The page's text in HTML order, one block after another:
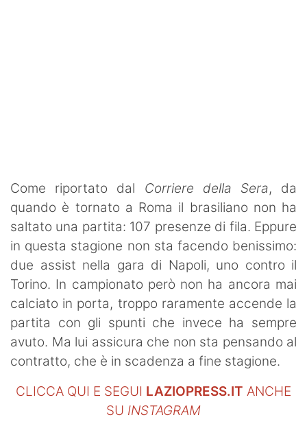
Vela
SHOP LAZIO
Contatti
Come riportato dal Corriere della Sera, da
quando è tornato a Roma il brasiliano non ha
saltato una partita: 107 presenze di fila. Eppure
in questa stagione non sta facendo benissimo:
due assist nella gara di Napoli, uno contro il
Torino. In campionato però non ha ancora mai
calciato in porta, troppo raramente accende la
partita con gli spunti che invece ha sempre
avuto. Ma lui assicura che non sta pensando al
contratto, che è in scadenza a fine stagione.
CLICCA QUI E SEGUI LAZIOPRESS.IT ANCHE
SU INSTAGRAM